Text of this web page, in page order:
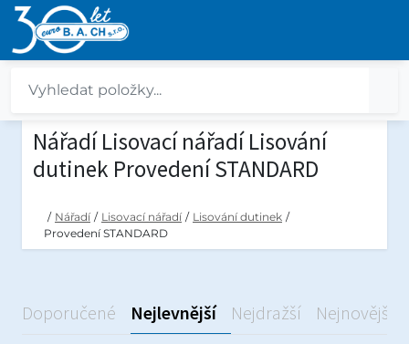
Nářadí Lisovací nářadí Lisování
dutinek Provedení STANDARD
/ Nářadí / Lisovací nářadí / Lisování dutinek /
Provedení STANDARD
Doporučené Nejlevnější Nejdražší Nejnovější